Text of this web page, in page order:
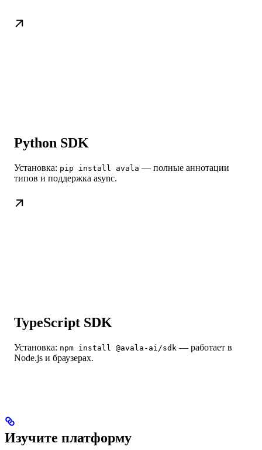
Python SDK
Установка: pip install avala — полные аннотации
типов и поддержка async.
TypeScript SDK
Установка: npm install @avala-ai/sdk — работает в
Node.js и браузерах.
Изучите платформу